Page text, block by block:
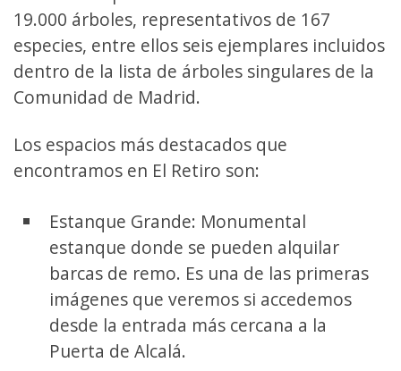
19.000 árboles, representativos de 167
especies, entre ellos seis ejemplares incluidos
dentro de la lista de árboles singulares de la
Comunidad de Madrid.
Los espacios más destacados que
encontramos en El Retiro son:
Estanque Grande: Monumental
estanque donde se pueden alquilar
barcas de remo. Es una de las primeras
imágenes que veremos si accedemos
desde la entrada más cercana a la
Puerta de Alcalá.